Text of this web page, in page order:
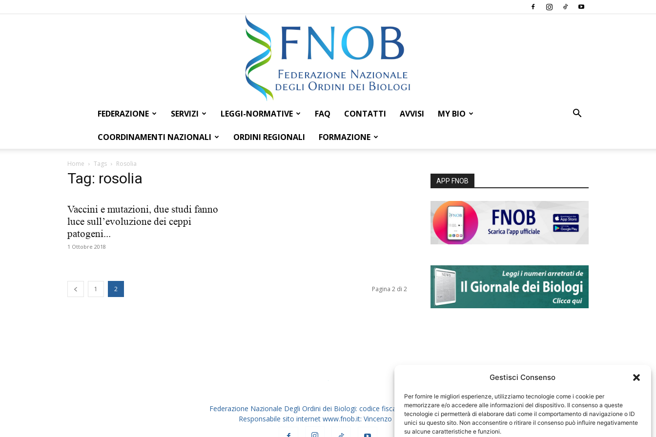
Gestisci Consenso
Per fornire le migliori esperienze, utilizziamo tecnologie come i cookie per
memorizzare e/o accedere alle informazioni del dispositivo. Il consenso a queste
tecnologie ci permetterà di elaborare dati come il comportamento di navigazione o ID
unici su questo sito. Non acconsentire o ritirare il consenso può influire negativamente
su alcune caratteristiche e funzioni.
Federazione
FEDERAZIONE SERVIZI LEGGI-NORMATIVE FAQ CONTATTI AVVISI MY BIO
COORDINAMENTI NAZIONALI ORDINI REGIONALI FORMAZIONE
Home Tags Rosolia
Tag: rosolia
Vaccini e mutazioni, due studi fanno
luce sull’evoluzione dei ceppi
patogeni...
1 Ottobre 2018
1 2 Pagina 2 di 2
APP FNOB
Federazione Nazionale Degli Ordini dei Biologi: codice fiscale 80069130583
Responsabile sito internet www.fnob.it: Vincenzo D'Anna